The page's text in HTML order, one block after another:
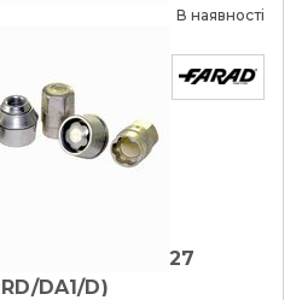
В наявності
М12Х1, 5Х27
DA1/D)